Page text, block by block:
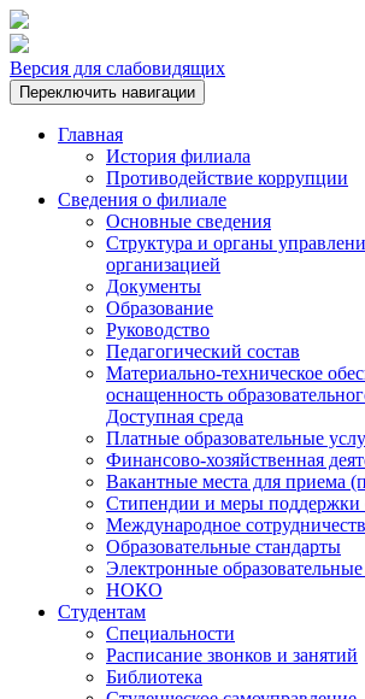
Версия для слабовидящих
Переключить навигации
Главная
История филиала
Противодействие коррупции
Сведения о филиале
Основные сведения
Структура и органы
организацией
Документы
Образование
Руководство
Педагогический состав
Материально-техническое
оснащенность
Доступная среда
Платные образовательные
Финансово-хозяйственная
Вакантные места для приема
Стипендии и меры поддержки
Международное
Образовательные стандарты
Электронные
НОКО
Студентам
Специальности
Расписание звонков и занятий
Библиотека